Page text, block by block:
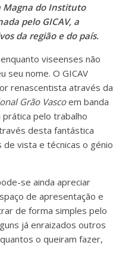
Magna do Instituto
pelo GICAV, a
da região e do país.
viseenses não
seu nome. O GICAV
renascentista através da
Grão Vascoem banda
pelo trabalho
desta fantástica
vista e técnicas o génio
se ainda apreciar
de apresentação e
de forma simples pelo
já enraizados outros
o queiram fazer,